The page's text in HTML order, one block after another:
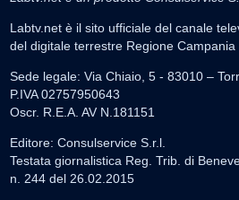
Labtv.net è il sito ufficiale del canale
del digitale terrestre Regione Campania
Sede legale: Via Chiaio, 5 - 83010 –
P.IVA 02757950643
Oscr. R.E.A. AV N.181151
Editore: Consulservice S.r.l.
Testata giornalistica Reg. Trib. di
n. 244 del 26.02.2015